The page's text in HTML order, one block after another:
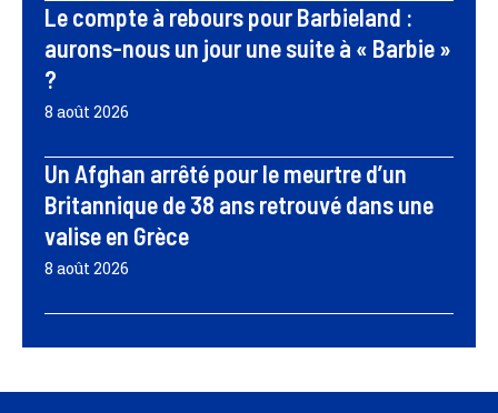
Le compte à rebours pour Barbieland :
aurons-nous un jour une suite à « Barbie »
?
8 août 2026
Un Afghan arrêté pour le meurtre d’un
Britannique de 38 ans retrouvé dans une
valise en Grèce
8 août 2026